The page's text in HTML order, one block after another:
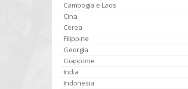
Cambogia e Laos
Cina
Corea
Filippine
Georgia
Giappone
India
Indonesia